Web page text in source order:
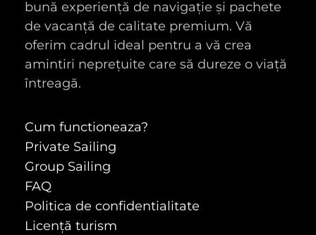
bună experiență de navigație și pachete
de vacanță de calitate premium. Vă
oferim cadrul ideal pentru a vă crea
amintiri neprețuite care să dureze o viață
întreagă.
Cum functioneaza?
Private Sailing
Group Sailing
FAQ
Politica de confidentialitate
Licență turism